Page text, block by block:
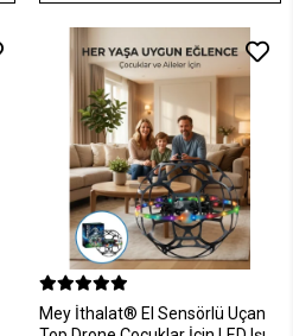
Mey İthalat® El Sensörlü Uçan